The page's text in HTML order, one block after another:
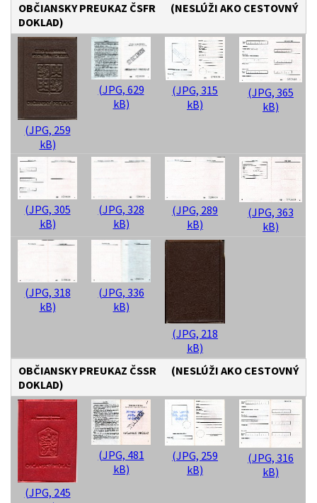
OBČIANSKY PREUKAZ ČSFR (NESLÚŽI AKO CESTOVNÝ
DOKLAD)
(JPG, 259
kB)
(JPG, 629
kB)
(JPG, 315
kB)
(JPG, 365
kB)
(JPG, 305
kB)
(JPG, 328
kB)
(JPG, 289
kB)
(JPG, 363
kB)
(JPG, 318
kB)
(JPG, 336
kB)
(JPG, 218
kB)
OBČIANSKY PREUKAZ ČSSR (NESLÚŽI AKO CESTOVNÝ
DOKLAD)
(JPG, 245
(JPG, 481
kB)
(JPG, 259
kB)
(JPG, 316
kB)